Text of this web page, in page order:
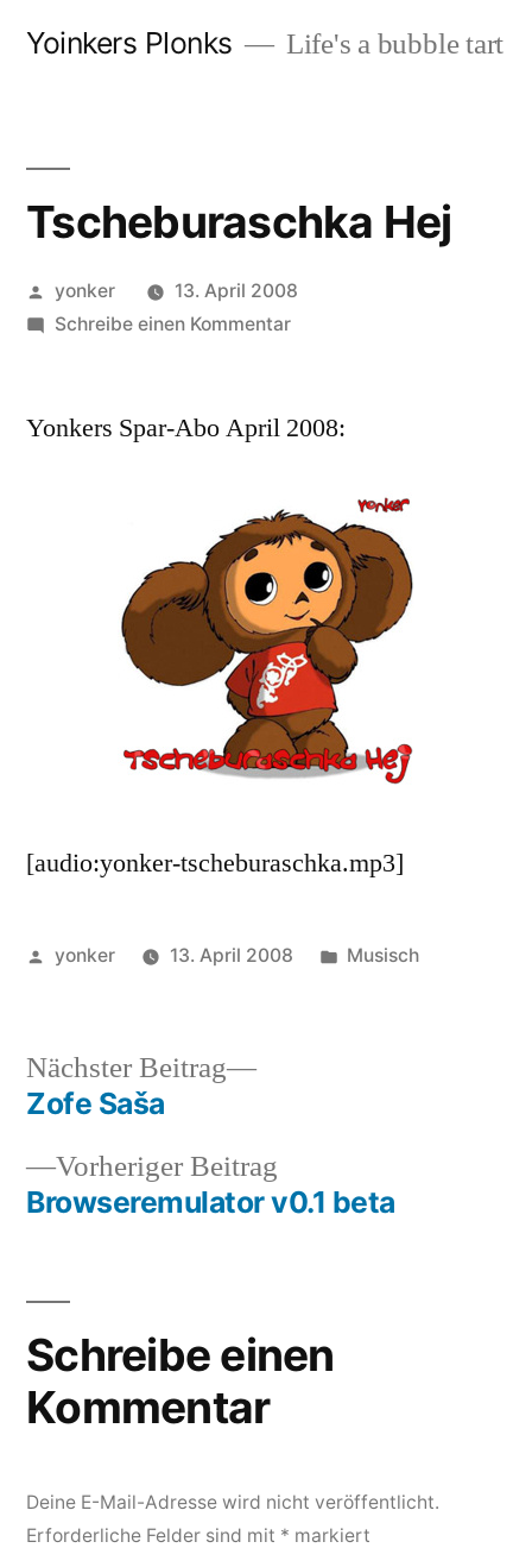
Yoinkers Plonks Life's a bubble tart
Tscheburaschka Hej
Veröffentlicht
von
yonker
13. April 2008
Schreibe einen Kommentarzu
Yonkers Spar-Abo April 2008:
[audio:yonker-tscheburaschka.mp3]
Veröffentlicht
yonker 13. April 2008
Veröffentlicht
Musisch
Beitragsnavigation
Vorheriger Beitrag
Beitrag:
Browseremulator v0.1 beta
Nächster Beitrag
Nächster
Zofe Saša
Schreibe einen
Kommentar
Deine E-Mail-Adresse wird nicht veröffentlicht.
Erforderliche Felder sind mit * markiert